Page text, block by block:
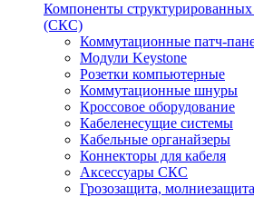
Компоненты
(СКС)
Коммутационные патч-
Модули Keystone
Розетки компьютерные
Коммутационные шнуры
Кроссовое оборудование
Кабеленесущие системы
Кабельные органайзеры
Коннекторы для кабеля
Аксессуары СКС
Грозозащита, молниезащита